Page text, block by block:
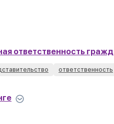
ответственность
ответственность